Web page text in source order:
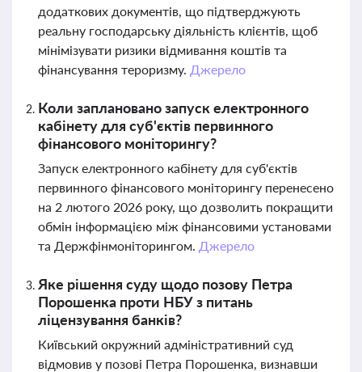
додаткових документів, що підтверджують
реальну господарську діяльність клієнтів, щоб
мінімізувати ризики відмивання коштів та
фінансування тероризму. Джерело
Коли заплановано запуск електронного
кабінету для суб'єктів первинного
фінансового моніторингу?
Запуск електронного кабінету для суб'єктів
первинного фінансового моніторингу перенесено
на 2 лютого 2026 року, що дозволить покращити
обмін інформацією між фінансовими установами
та Держфінмоніторингом. Джерело
Яке рішення суду щодо позову Петра
Порошенка проти НБУ з питань
ліцензування банків?
Київський окружний адміністративний суд
відмовив у позові Петра Порошенка, визнавши